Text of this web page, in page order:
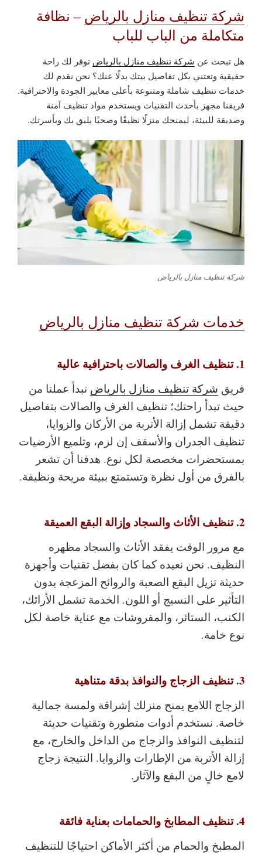
شركة تنظيف منازل بالرياض – نظافة
متكاملة من الباب للباب
هل تبحث عن شركة تنظيف منازل بالرياض توفر لك راحة
حقيقية وتعتني بكل تفاصيل بيتك بدلًا عنك؟ نحن نقدم لك
خدمات تنظيف شاملة ومتنوعة بأعلى معايير الجودة والاحترافية.
فريقنا مجهز بأحدث التقنيات ويستخدم مواد تنظيف آمنة
وصديقة للبيئة، ليمنحك منزلًا نظيفًا وصحيًا يليق بك وبأسرتك.
شركة تنظيف منازل بالرياض
خدمات شركة تنظيف منازل بالرياض
1. تنظيف الغرف والصالات باحترافية عالية
فريق شركة تنظيف منازل بالرياض نبدأ عملنا من
حيث تبدأ راحتك؛ تنظيف الغرف والصالات بتفاصيل
دقيقة تشمل إزالة الأتربة من الأركان والزوايا،
تنظيف الجدران والأسقف إن لزم، وتلميع الأرضيات
بمستحضرات مخصصة لكل نوع. هدفنا أن تشعر
بالفرق من أول نظرة وتستمتع ببيئة مريحة ونظيفة.
2. تنظيف الأثاث والسجاد وإزالة البقع العميقة
مع مرور الوقت يفقد الأثاث والسجاد مظهره
النظيف. نحن نعيده كما كان بفضل تقنيات وأجهزة
حديثة تزيل البقع الصعبة والروائح المزعجة بدون
التأثير على النسيج أو اللون. الخدمة تشمل الأرائك،
الكنب، الستائر، والمفروشات مع عناية خاصة لكل
نوع خامة.
3. تنظيف الزجاج والنوافذ بدقة متناهية
الزجاج اللامع يمنح منزلك إشراقة ولمسة جمالية
خاصة. نستخدم أدوات متطورة وتقنيات حديثة
لتنظيف النوافذ والزجاج من الداخل والخارج، مع
إزالة الأتربة من الإطارات والزوايا. النتيجة زجاج
لامع خالٍ من البقع والآثار.
4. تنظيف المطابخ والحمامات بعناية فائقة
المطبخ والحمام من أكثر الأماكن احتياجًا للتنظيف